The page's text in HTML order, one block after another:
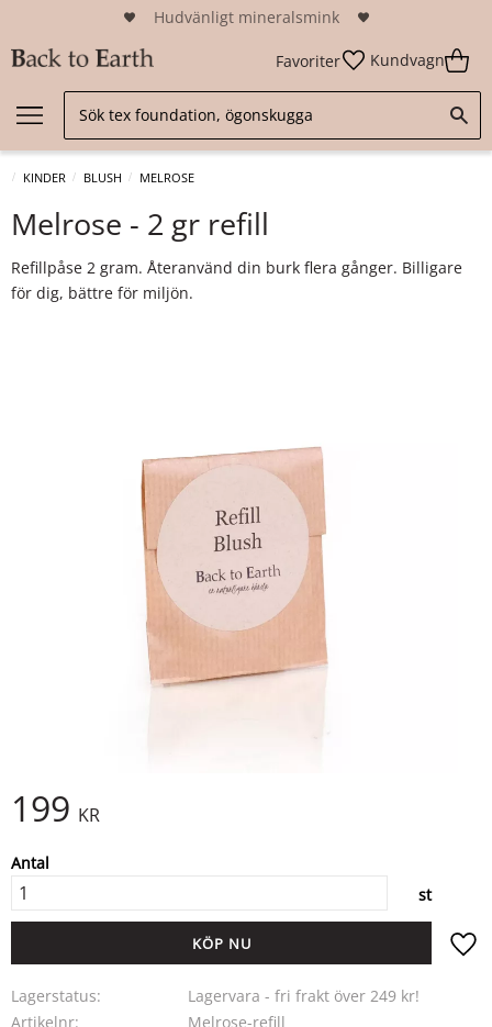
Hudvänligt mineralsmink
Favoriter Kundvagn
KINDER BLUSH MELROSE
Melrose - 2 gr refill
Refillpåse 2 gram. Återanvänd din burk flera gånger. Billigare
för dig, bättre för miljön.
199 KR
Antal
st
KÖP
Lagerstatus
Lagervara - fri frakt över 249 kr!
Artikelnr
Melrose-refill